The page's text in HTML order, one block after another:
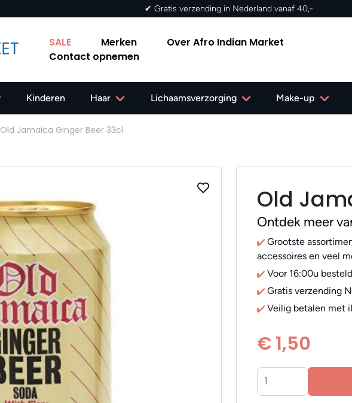
✔ Gratis verzending in Nederland vanaf 40,-
SALE Merken
Over Afro Indian Market
Contact opnemen
Kinderen Haar Lichaamsverzorging Make-up
Old Jamaica Ginger Beer 33cl
Old
Ontdek meer
Grootste
accessoires en veel
Voor 16:00u
Gratis verzending
Veilig betalen met
€ 1,50